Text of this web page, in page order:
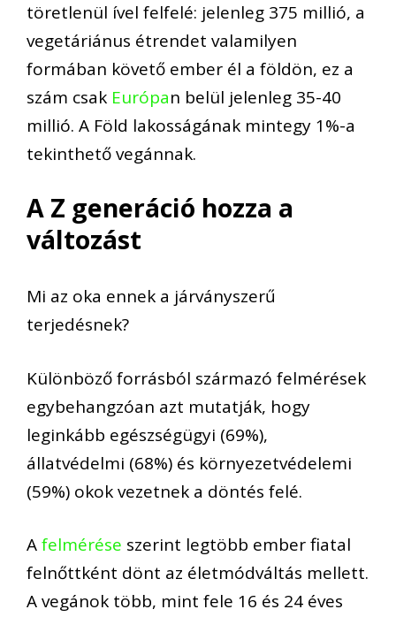
töretlenül ível felfelé: jelenleg 375 millió, a
vegetáriánus étrendet valamilyen
formában követő ember él a földön, ez a
szám csak Európan belül jelenleg 35-40
millió. A Föld lakosságának mintegy 1%-a
tekinthetővegánnak.
A Z generáció hozza a
változást
Mi az oka ennek a járványszerű
terjedésnek?
Különböző forrásból származó felmérések
egybehangzóan azt mutatják, hogy
leginkább egészségügyi (69%),
állatvédelmi (68%) és környezetvédelemi
(59%) okok vezetnek a döntés felé.
Afelmérése szerint legtöbb ember fiatal
felnőttként dönt az életmódváltás mellett.
Avegánok több, mint fele 16 és 24 éves